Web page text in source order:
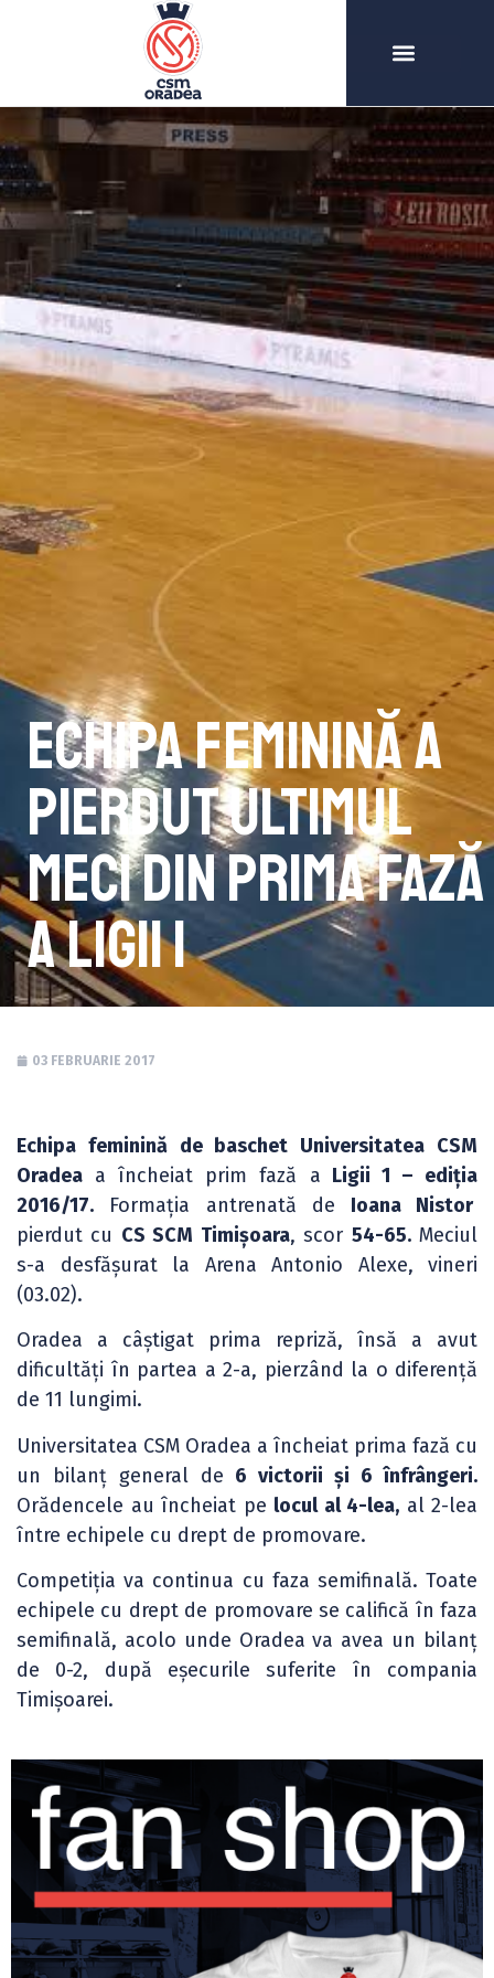
Echipa feminină a
pierdut ultimul
meci din prima fază
a Ligii 1
03 FEBRUARIE 2017
Echipa feminină de baschet Universitatea CSM
Oradea a încheiat prim fază a Ligii 1 – ediția
2016/17. Formația antrenată de Ioana Nistor
pierdut cu CS SCM Timișoara, scor 54-65.Meciul
s-a desfășurat la Arena Antonio Alexe, vineri
(03.02).
Oradea a câștigat prima repriză, însă a avut
dificultăți în partea a 2-a, pierzând la o diferență
de 11 lungimi.
Universitatea CSM Oradea a încheiat prima fază cu
un bilanț general de 6 victorii și 6 înfrângeri.
Orădencele au încheiat pe locul al 4-lea, al 2-lea
între echipele cu drept de promovare.
Competiția va continua cu faza semifinală. Toate
echipele cu drept de promovare se califică în faza
semifinală, acolo unde Oradea va avea un bilanț
de 0-2, după eșecurile suferite în compania
Timișoarei.